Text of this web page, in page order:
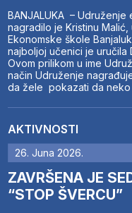
BANJALUKA – Udruženje
nagradilo je Kristinu
Ekonomske škole
najboljoj učenici je uručila
Ovom prilikom u ime
način Udruženje
da žele pokazati da
AKTIVNOSTI
26. Juna 2026.
ZAVRŠENA JE
“STOP ŠVERCU”